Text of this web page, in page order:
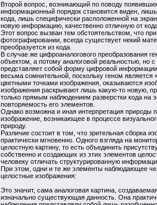
Второй вопрос, возникающий по поводу
информационный порядок становится виден,
кода, лишь специфически расположенной на
новую информацию, качественно отличную от
Этот вопрос вызван тем обстоятельством, что
фотографировании, всегда существует некий
преобразуется из кода.
В случае же цифроаналогового преобразования
объектом, а потому аналоговой реальностью, но
представляет собой форму цифровой
весьма сомнительной, поскольку геном
цветными точками изображения, оказываются
изображения раскрывают лишь какую-то новую,
только прямым наблюдением разверстки кода на
повторяемость его элементов.
Однако возможна и иная интерпретация природы
изображение, возникающее в процессе
природу.
Различие состоит в том, что зрительная сборка
практически мгновенно. Одного взгляда на
целостную картину, то есть объединить
собственно и создающих из этих элементов
человеку отличать структурированную
При этом, одни и те же элементы наблюдающее
целостные изображения:
Это значит, сама аналоговая картина,
изначально существующая данность. Она